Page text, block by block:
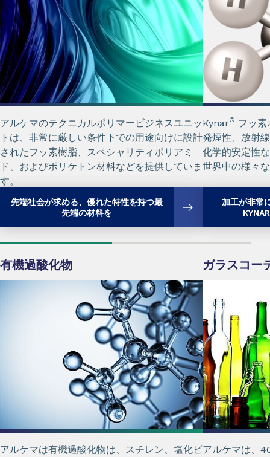
アルケマのテクニカルポリマービジネスユニッ
トは、非常に厳しい条件下での用途向けに設計
されたフッ素樹脂、スペシャリティポリアミ
ド、およびポリケトン材料などを提供していま
す。
先端社会が求める、優れた特性を持つ最
先端の材料を
Kynar® フッ素
発煙性、放射
化学的安定性
世界中の様々
加工が非常
有機過酸化物
アルケマは有機過酸化物は、スチレン、塩化ビ
ガラスコー
アルケマは、